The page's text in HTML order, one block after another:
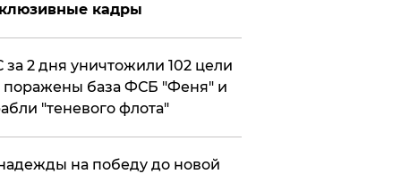
кадры
за 2 дня уничтожили 102 цели
база ФСБ "Феня" и
"теневого флота"
на победу до новой